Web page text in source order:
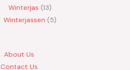
Winterjas 13
Winterjassen
5
About Us
Contact Us